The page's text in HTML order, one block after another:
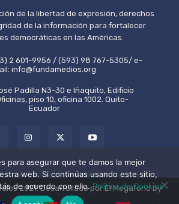
de la libertad de expresión, derechos
de la información para fortalecer
democráticas en las Américas.
2 601-9956 / (593) 98 767-5305/ e-
info@fundamedios.org
Padilla N3-30 e Iñaquito, Edificio
piso 10, oficina 1002. Quito-
Ecuador
2021. Desarrollado por El Megáfono by
para asegurar que te damos la mejor
web. Si continúas usando este sitio,
de acuerdo con ello.Política de Cookies